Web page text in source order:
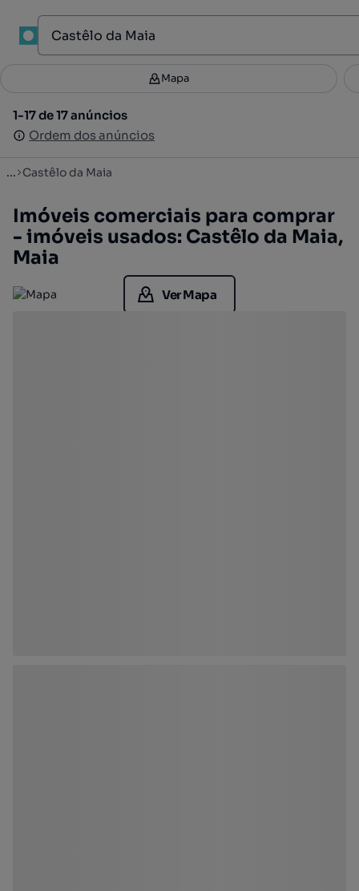
Filtros 3
1-17 de 17 anúncios
Ordem dos anúncios
Mapa
1-17 de 17 anúncios
Ordem dos anúncios
... Castêlo da Maia
Imóveis comerciais para comprar
- imóveis usados: Castêlo da Maia,
Maia
Ver Mapa